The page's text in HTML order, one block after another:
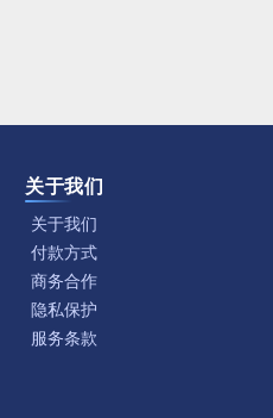
关于我们
关于我们
付款方式
商务合作
隐私保护
服务条款